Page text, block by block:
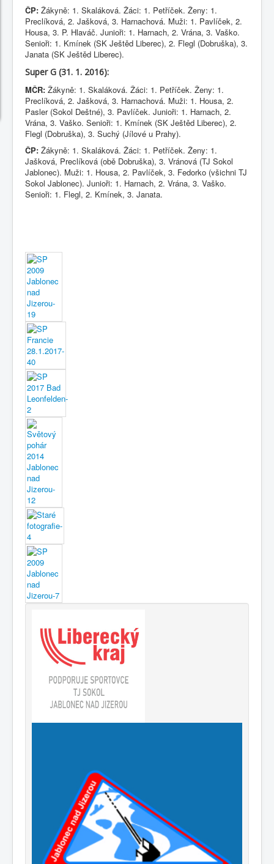
ČP: Žákyně: 1. Skaláková. Žáci: 1. Petříček. Ženy: 1.
Preclíková, 2. Jašková, 3. Harnachová. Muži: 1. Pavlíček, 2.
Housa, 3. P. Hlaváč. Junioři: 1. Harnach, 2. Vrána, 3. Vaško.
Senioři: 1. Kmínek (SK Ještěd Liberec), 2. Flegl (Dobruška), 3.
Janata (SK Ještěd Liberec).
Super G (31. 1. 2016):
MČR: Žákyně: 1. Skaláková. Žáci: 1. Petříček. Ženy: 1.
Preclíková, 2. Jašková, 3. Harnachová. Muži: 1. Housa, 2.
Pasler (Sokol Deštné), 3. Pavlíček. Junioři: 1. Harnach, 2.
Vrána, 3. Vaško. Senioři: 1. Kmínek (SK Ještěd Liberec), 2.
Flegl (Dobruška), 3. Suchý (Jílové u Prahy).
ČP: Žákyně: 1. Skaláková. Žáci: 1. Petříček. Ženy: 1.
Jašková, Preclíková (obě Dobruška), 3. Vránová (TJ Sokol
Jablonec). Muži: 1. Housa, 2. Pavlíček, 3. Fedorko (všichni TJ
Sokol Jablonec). Junioři: 1. Harnach, 2. Vrána, 3. Vaško.
Senioři: 1. Flegl, 2. Kmínek, 3. Janata.